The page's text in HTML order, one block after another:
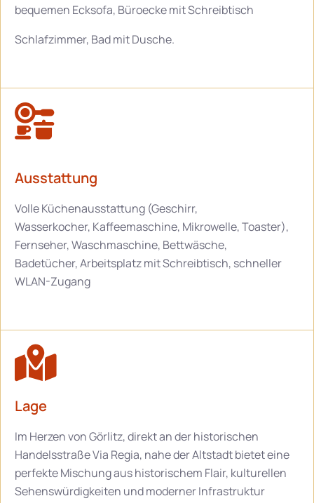
bequemen Ecksofa, Büroecke mit Schreibtisch
Schlafzimmer, Bad mit Dusche.
Ausstattung
Volle Küchenausstattung (Geschirr,
Wasserkocher, Kaffeemaschine, Mikrowelle, Toaster),
Fernseher, Waschmaschine, Bettwäsche,
Badetücher, Arbeitsplatz mit Schreibtisch, schneller
WLAN-Zugang
Lage
Im Herzen von Görlitz, direkt an der historischen
Handelsstraße Via Regia, nahe der Altstadt bietet eine
perfekte Mischung aus historischem Flair, kulturellen
Sehenswürdigkeiten und moderner Infrastruktur